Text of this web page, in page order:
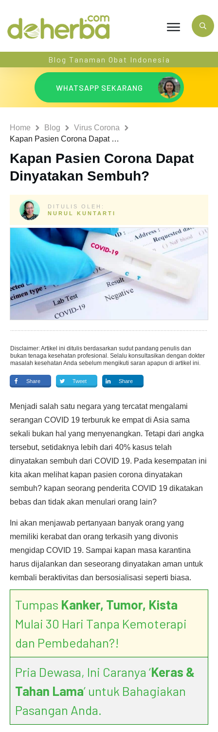
Blog Tanaman Obat Indonesia
WHATSAPP SEKARANG
Home Blog
Virus Corona
Kapan Pasien Corona Dapat Dinyatakan Sembuh?
Kapan Pasien Corona Dapat
Dinyatakan Sembuh?
DITULIS OLEH:
NURUL KUNTARTI
Disclaimer: Artikel ini ditulis berdasarkan sudut pandang penulis dan
bukan tenaga kesehatan profesional. Selalu konsultasikan dengan dokter
masalah kesehatan Anda sebelum mengikuti saran apapun di artikel ini.
Share Tweet Share
Menjadi salah satu negara yang tercatat mengalami
serangan COVID 19 terburuk ke empat di Asia sama
sekali bukan hal yang menyenangkan. Tetapi dari angka
tersebut, setidaknya lebih dari 40% kasus telah
dinyatakan sembuh dari COVID 19. Pada kesempatan ini
kita akan melihat kapan pasien corona dinyatakan
sembuh? kapan seorang penderita COVID 19 dikatakan
bebas dan tidak akan menulari orang lain?
Ini akan menjawab pertanyaan banyak orang yang
memiliki kerabat dan orang terkasih yang divonis
mengidap COVID 19. Sampai kapan masa karantina
harus dijalankan dan seseorang dinyatakan aman untuk
kembali beraktivitas dan bersosialisasi seperti biasa.
Tumpas Kanker, Tumor, Kista
Mulai 30 Hari Tanpa Kemoterapi
dan Pembedahan?!
Pria Dewasa, Ini Caranya ‘Keras &
Tahan Lama’ untuk Bahagiakan
Pasangan Anda.